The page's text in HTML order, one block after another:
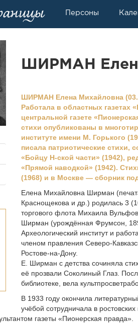
Персоны
ШИРМАН
ШИРМАН Елена Михайловна
Работала в областных газетах
центральной газете
стихи опубликованы в
институте имени М. Горького
писала патриотические стихи,
«Бойцу Н-ской части» (1942),
«Прямой наводкой» (1942).
(1968) и в Москве — сборник
Елена Михайловна Ширман
Краснощекова и др.) родилась 3
торгового флота Михаила
Ширман (урождённая Фрумсон,
Археологический институт и
членом правления Северо-
Ростове-на-Дону.
Е. Ширман с детства сочиняла
её прозвали Соколиный Глаз.
библиотеке, вела
В 1933 году окончила
учёбой сотрудничала в
газеты «Пионерская правда».